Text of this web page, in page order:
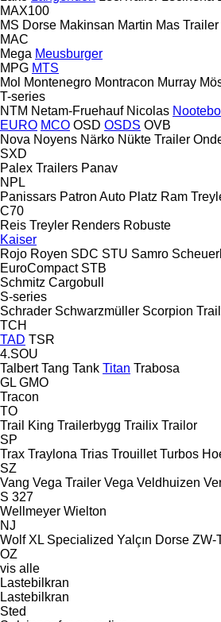
MAX100
MS Dorse Makinsan Martin Mas
MAC
Mega Meusburger
MPG MTS
Mol Montenegro Montracon Murray
T-series
NTM Netam-Fruehauf Nicolas
EURO MCO OSD OSDS OVB
Nova Noyens Närko Nükte Trailer
SXD
Palex Trailers Panav
NPL
Panissars Patron Auto Platz Ram
C70
Reis Treyler Renders Robuste
Kaiser
Rojo Royen SDC STU Samro
EuroCompact STB
Schmitz Cargobull
S-series
Schrader Schwarzmüller Scorpion
TCH
TAD TSR
4.SOU
Talbert Tang Tank Titan Trabosa
GL GMO
Tracon
TO
Trail King Trailerbygg Trailix Trailor
SP
Trax Traylona Trias Trouillet Turbos
SZ
Vang Vega Trailer Vega Veldhuizen
S 327
Wellmeyer Wielton
NJ
Wolf XL Specialized Yalçın Dorse ZW-
OZ
vis alle
Lastebilkran
Lastebilkran
Sted